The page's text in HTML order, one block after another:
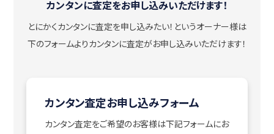
カンタンに査定をお申し込みいただけます！
とにかくカンタンに査定を申し込みたい！ というオーナー様は
下のフォームよりカンタンに査定がお申し込みいただけます！
カンタン査定お申し込みフォーム
カンタン査定をご希望のお客様は下記フォームにお